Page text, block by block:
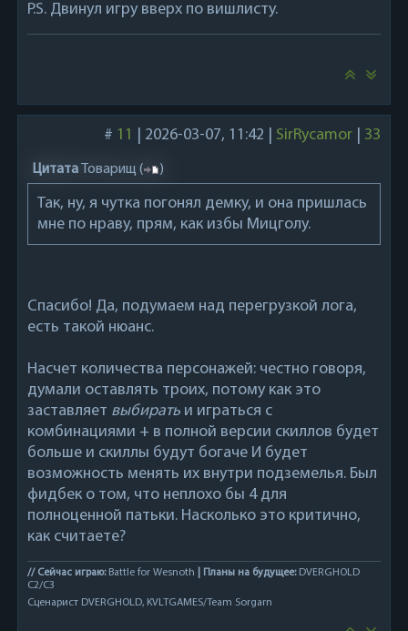
P.S. Двинул игру вверх по вишлисту.
# 11 2026-03-07, 11:42 SirRycamor| 33
Цитата Товарищ ( )
Так, ну, я чутка погонял демку, и она пришлась
мне по нраву, прям, как избы Мицголу.
Спасибо! Да, подумаем над перегрузкой лога,
есть такой нюанс.
Насчет количества персонажей: честно говоря,
думали оставлять троих, потому как это
заставляет выбирать и играться с
комбинациями + в полной версии скиллов будет
больше и скиллы будут богаче И будет
возможность менять их внутри подземелья. Был
фидбек о том, что неплохо бы 4 для
полноценной патьки. Насколько это критично,
как считаете?
// Сейчас играю:Battle for Wesnoth | Планы на будущее:DVERGHOLD
C2/C3
Сценарист DVERGHOLD, KVLTGAMES/Team Sorgarn